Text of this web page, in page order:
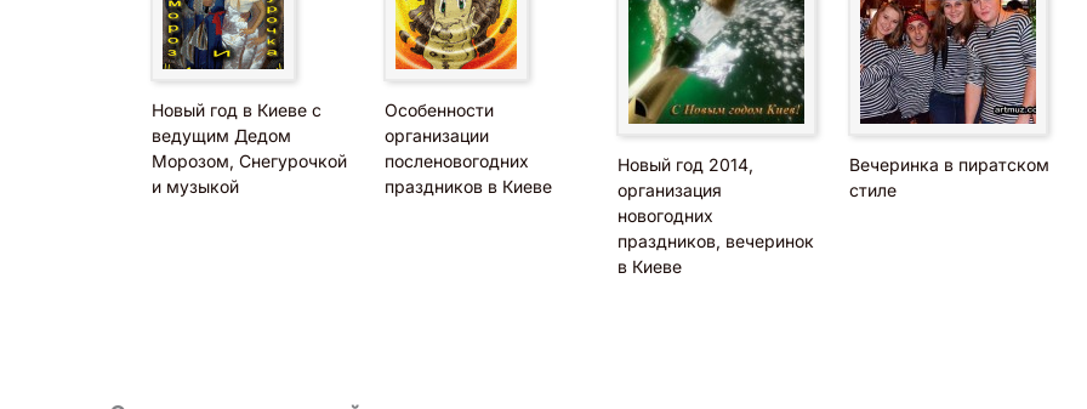
Новый год в Киеве с
ведущим Дедом
Морозом, Снегурочкой
и музыкой
Особенности
организации
посленовогодних
праздников в Киеве
Новый год 2014,
организация
новогодних
праздников, вечеринок
в Киеве
Вечеринка в пиратском
стиле